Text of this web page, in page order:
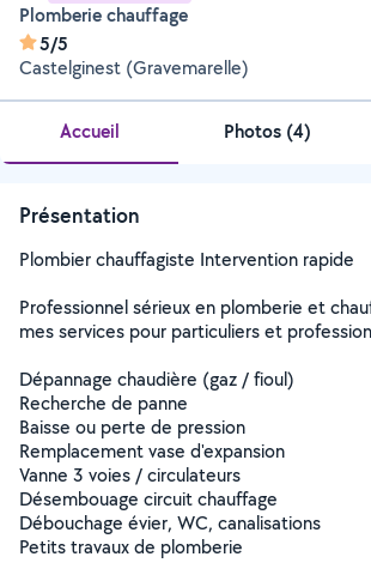
Plomberie chauffage
5/5
Castelginest (Gravemarelle)
Accueil Photos (4)
Présentation
Plombier chauffagiste Intervention rapide
Professionnel sérieux en plomberie et
mes services pour particuliers et
Dépannage chaudière (gaz / fioul)
Recherche de panne
Baisse ou perte de pression
Remplacement vase d'expansion
Vanne 3 voies / circulateurs
Désembouage circuit chauffage
Débouchage évier, WC, canalisations
Petits travaux de plomberie